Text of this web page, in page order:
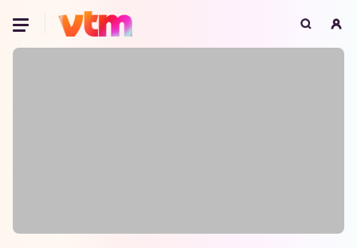
Oeps, browser niet ondersteund